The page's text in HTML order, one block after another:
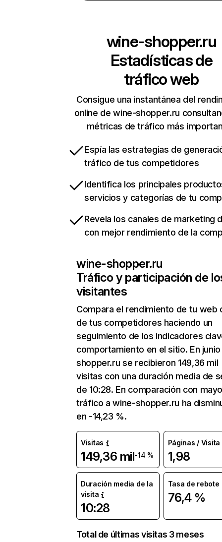
wine-shopper.ru
Estadísticas de
tráfico web
Consigue una instantánea del
online de wine-shopper.ru
métricas de tráfico más
Espía las estrategias de
tráfico de tus competidores
Identifica los principales
servicios y categorías de tu
Revela los canales de marketing
con mejor rendimiento de la
wine-shopper.ru
Tráfico y participación de
visitantes
Compara el rendimiento de tu web
de tus competidores haciendo un
seguimiento de los indicadores
comportamiento en el sitio. En
shopper.ru se recibieron 149,36 mil
visitas con una duración media de
de 10:28. En comparación con
tráfico a wine-shopper.ru ha
en -14,23 %.
Visitas
149,36 mil-14 %
Páginas / Visita
1,98
Duración media de la
visita
10:28
Tasa de rebote
76,4 %
Total de últimas visitas 3 meses